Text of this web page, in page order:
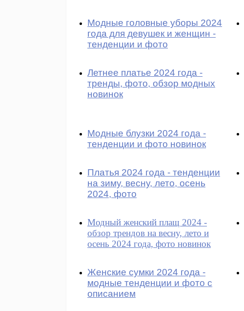
Модные головные уборы 2024
года для девушек и женщин -
тенденции и фото
Летнее платье 2024 года -
тренды, фото, обзор модных
новинок
Модные блузки 2024 года -
тенденции и фото новинок
Платья 2024 года - тенденции
на зиму, весну, лето, осень
2024, фото
Модный женский плащ 2024 -
обзор трендов на весну, лето и
осень 2024 года, фото новинок
Женские сумки 2024 года -
модные тенденции и фото с
описанием